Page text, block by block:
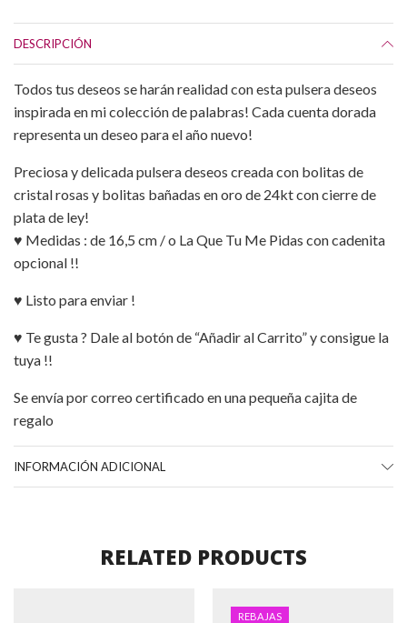
cantidad
DESCRIPCIÓN
Todos tus deseos se harán realidad con esta pulsera deseos
inspirada en mi colección de palabras! Cada cuenta dorada
representa un deseo para el año nuevo!
Preciosa y delicada pulsera deseos creada con bolitas de
cristal rosas y bolitas bañadas en oro de 24kt con cierre de
plata de ley!
♥ Medidas : de 16,5 cm / o La Que Tu Me Pidas con cadenita
opcional !!
♥ Listo para enviar !
♥ Te gusta ? Dale al botón de “Añadir al Carrito” y consigue la
tuya !!
Se envía por correo certificado en una pequeña cajita de
regalo
INFORMACIÓN ADICIONAL
RELATED PRODUCTS
REBAJAS